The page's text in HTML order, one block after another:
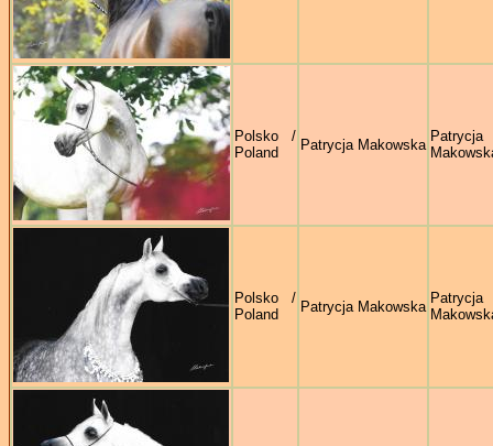
Polsko /
Poland
Patrycja Makowska
Patrycja
Polsko /
Poland
Patrycja Makowska
Patrycja